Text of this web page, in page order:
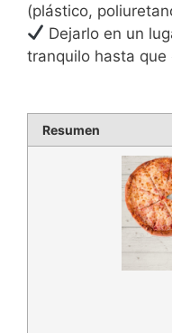
(plástico,
Dejarlo en un
tranquilo hasta
Resumen